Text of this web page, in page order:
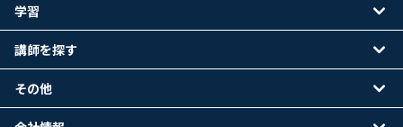
学習
講師を探す
その他